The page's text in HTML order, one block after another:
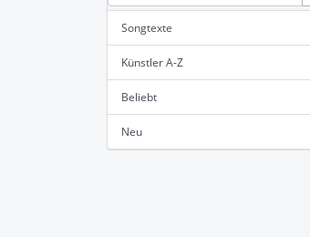
Songtexte
Künstler A-Z
Beliebt
Neu